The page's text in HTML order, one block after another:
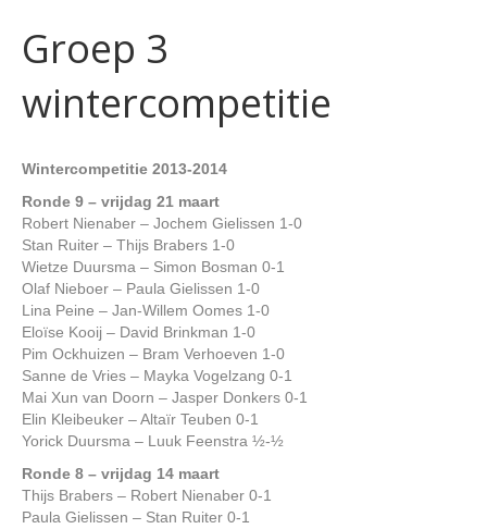
Groep 3
wintercompetitie
Wintercompetitie 2013-2014
Ronde 9 – vrijdag 21 maart
Robert Nienaber – Jochem Gielissen 1-0
Stan Ruiter – Thijs Brabers 1-0
Wietze Duursma – Simon Bosman 0-1
Olaf Nieboer – Paula Gielissen 1-0
Lina Peine – Jan-Willem Oomes 1-0
Eloïse Kooij – David Brinkman 1-0
Pim Ockhuizen – Bram Verhoeven 1-0
Sanne de Vries – Mayka Vogelzang 0-1
Mai Xun van Doorn – Jasper Donkers 0-1
Elin Kleibeuker – Altaïr Teuben 0-1
Yorick Duursma – Luuk Feenstra ½-½
Ronde 8 – vrijdag 14 maart
Thijs Brabers – Robert Nienaber 0-1
Paula Gielissen – Stan Ruiter 0-1